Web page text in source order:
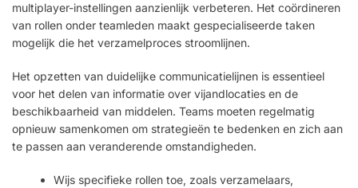
multiplayer-instellingen aanzienlijk verbeteren. Het coördineren
van rollen onder teamleden maakt gespecialiseerde taken
mogelijk die het verzamelproces stroomlijnen.
Het opzetten van duidelijke communicatielijnen is essentieel
voor het delen van informatie over vijandlocaties en de
beschikbaarheid van middelen. Teams moeten regelmatig
opnieuw samenkomen om strategieën te bedenken en zich aan
te passen aan veranderende omstandigheden.
Wijs specifieke rollen toe, zoals verzamelaars,